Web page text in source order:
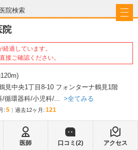
院検索
院
過しています。
接ご確認ください。
)
見中央1丁目8-10 フォンターナ鶴見1階
循環器科 小児科 ... 全てみる
: 5 過去12ヶ月: 121
医師 口コミ(2) アクセス